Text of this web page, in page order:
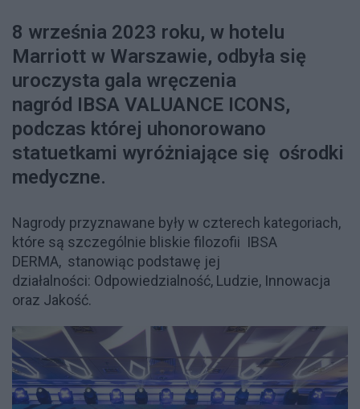
8 września 2023 roku, w hotelu
Marriott w Warszawie, odbyła się
uroczysta gala wręczenia
nagród IBSA VALUANCE ICONS,
podczas której uhonorowano
statuetkami wyróżniające się ośrodki
medyczne.
Nagrody przyznawane były w czterech kategoriach,
które są szczególnie bliskie filozofii IBSA
DERMA, stanowiąc podstawę jej
działalności: Odpowiedzialność, Ludzie, Innowacja
oraz Jakość.